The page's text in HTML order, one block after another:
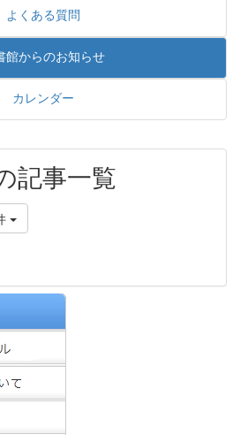
よくある質問
館からのお知らせ
カレンダー
記事一覧